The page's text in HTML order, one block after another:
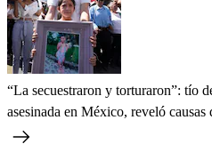
“La secuestraron y torturaron”: tío
asesinada en México, reveló causas